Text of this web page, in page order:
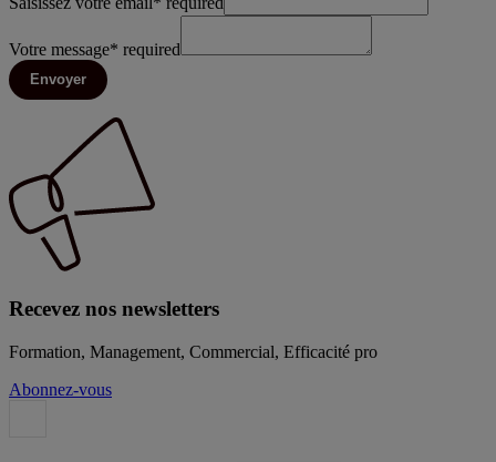
Votre message* required
Envoyer
Recevez nos newsletters
Formation, Management, Commercial, Efficacité pro
Abonnez-vous